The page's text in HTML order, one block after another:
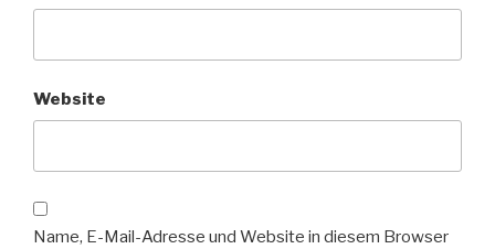
Website
Name, E-Mail-Adresse und Website in diesem Browser